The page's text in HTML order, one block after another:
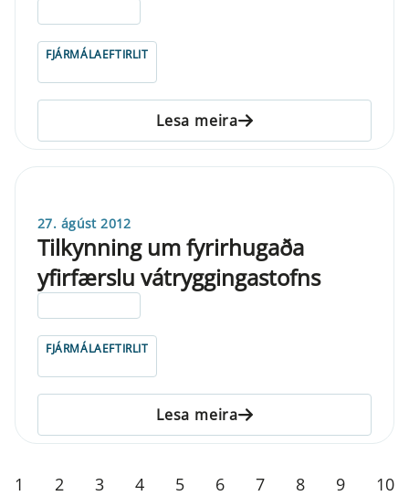
FJÁRMÁLAEFTIRLIT
Lesa meira
27. ágúst 2012
Tilkynning um fyrirhugaða
yfirfærslu vátryggingastofns
FJÁRMÁLAEFTIRLIT
Lesa meira
1 2 3 4 5 6 7 8 9 10